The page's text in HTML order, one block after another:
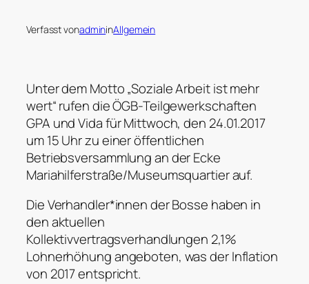
Verfasst vonadmininAllgemein
Unter dem Motto „Soziale Arbeit ist mehr
wert“ rufen die ÖGB-Teilgewerkschaften
GPA und Vida für Mittwoch, den 24.01.2017
um 15 Uhr zu einer öffentlichen
Betriebsversammlung an der Ecke
Mariahilferstraße/Museumsquartier auf.
Die Verhandler*innen der Bosse haben in
den aktuellen
Kollektivvertragsverhandlungen 2,1%
Lohnerhöhung angeboten, was der Inflation
von 2017 entspricht.